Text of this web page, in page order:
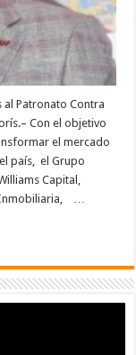
Patronato Contra
Con el objetivo
el mercado
país, el Grupo
Capital,
Inmobiliaria, …